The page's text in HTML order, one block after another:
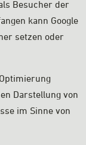
Besucher der
kann Google
setzen oder
Darstellung von
im Sinne von